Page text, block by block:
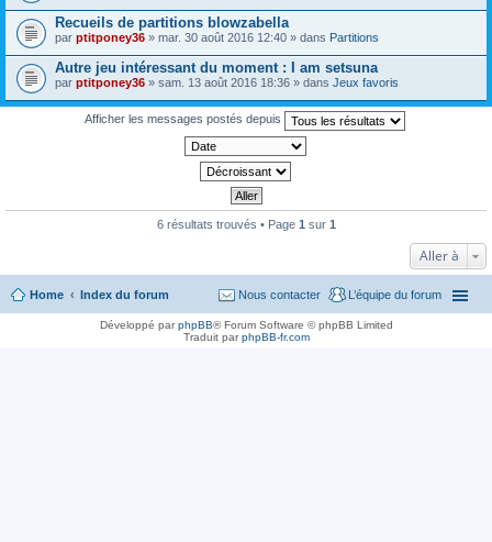
r
(
s
)
j
o
i
n
t
(
)
c
i
e
r
(
)
j
o
n
)
Recueils de partitions blowzabella
par ptitponey36 » mar. 30 août 2016 12:40 » dans Partitions
Autre jeu intéressant du moment : I am setsuna
par ptitponey36 » sam. 13 août 2016 18:36 » dans Jeux favoris
Afficher les messages postés depuis
6 résultats trouvés • Page 1 sur 1
Aller à
Home Index du forum L’équipe du forum
Nous contacter
Développé parphpBB® Forum Software © phpBB Limited
Traduit parphpBB-fr.com